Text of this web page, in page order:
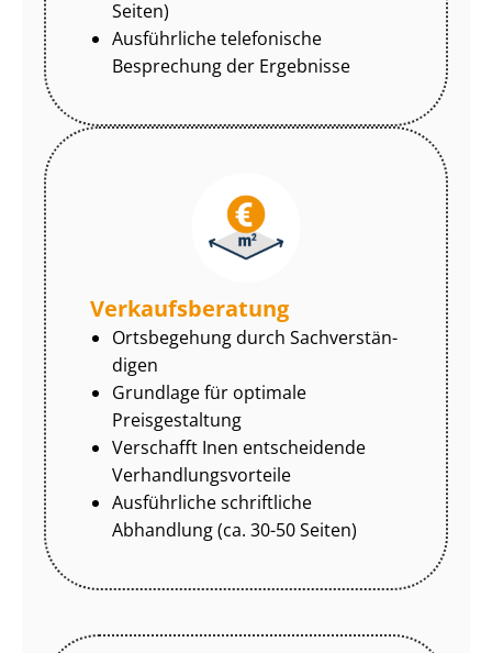
Seiten)
Ausführliche telefonische
Besprechung der Ergebnisse
Ver­kaufs­be­ra­tung
Ortsbegehung durch Sach­ver­stän­
di­gen
Grundlage für optimale
Preisgestaltung
Verschafft Inen entscheidende
Ver­hand­lungs­vor­tei­le
Ausführliche schriftliche
Abhandlung (ca. 30-50 Seiten)